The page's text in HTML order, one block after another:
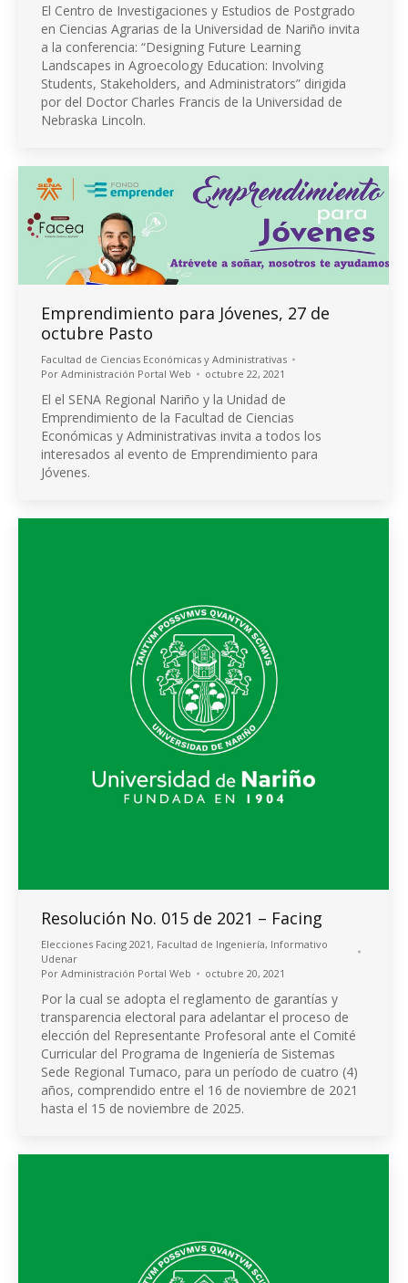
El Centro de Investigaciones y Estudios de Postgrado
en Ciencias Agrarias de la Universidad de Nariño invita
a la conferencia: “Designing Future Learning
Landscapes in Agroecology Education: Involving
Students, Stakeholders, and Administrators” dirigida
por del Doctor Charles Francis de la Universidad de
Nebraska Lincoln.
Emprendimiento para Jóvenes, 27 de
octubre Pasto
Facultad de Ciencias Económicas y Administrativas
Por Administración Portal Web octubre 22, 2021
El el SENA Regional Nariño y la Unidad de
Emprendimiento de la Facultad de Ciencias
Económicas y Administrativas invita a todos los
interesados al evento de Emprendimiento para
Jóvenes.
Resolución No. 015 de 2021 – Facing
Elecciones Facing 2021 , Facultad de Ingeniería, Informativo
Udenar
Por Administración Portal Web octubre 20, 2021
Por la cual se adopta el reglamento de garantías y
transparencia electoral para adelantar el proceso de
elección del Representante Profesoral ante el Comité
Curricular del Programa de Ingeniería de Sistemas
Sede Regional Tumaco, para un período de cuatro (4)
años, comprendido entre el 16 de noviembre de 2021
hasta el 15 de noviembre de 2025.